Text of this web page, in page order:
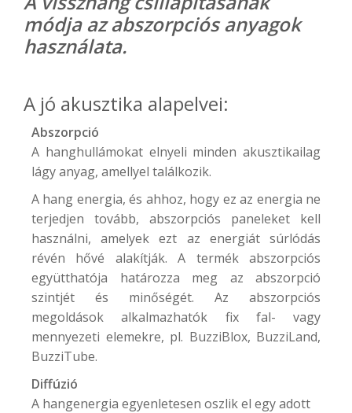
módja az abszorpciós anyagok
használata.
A jó akusztika alapelvei:
Abszorpció
A hanghullámokat elnyeli minden akusztikailag
lágy anyag, amellyel találkozik.
A hang energia, és ahhoz, hogy ez az energia ne
terjedjen tovább, abszorpciós paneleket kell
használni, amelyek ezt az energiát súrlódás
révén hővé alakítják. A termék abszorpciós
együtthatója határozza meg az abszorpció
szintjét és minőségét. Az abszorpciós
megoldások alkalmazhatók fix fal- vagy
mennyezeti elemekre, pl. BuzziBlox, BuzziLand,
BuzziTube.
Diffúzió
A hangenergia egyenletesen oszlik el egy adott